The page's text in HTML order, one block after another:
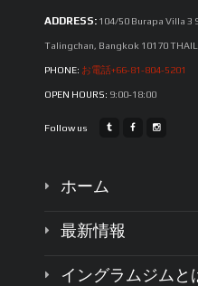
ADDRESS: 104/50 Burapa Villa 3
Talingchan, Bangkok 10170
PHONE: お電話+66-81-804-5201
OPEN HOURS: 9:00-18:00
Follow us
ホーム
最新情報
イングラムジムと